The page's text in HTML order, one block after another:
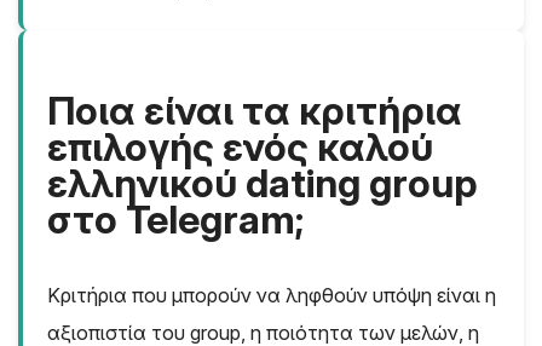
Ποια είναι τα κριτήρια
επιλογής ενός καλού
ελληνικού dating group
στο Telegram;
Κριτήρια που μπορούν να ληφθούν υπόψη είναι η
αξιοπιστία του group, η ποιότητα των μελών, η